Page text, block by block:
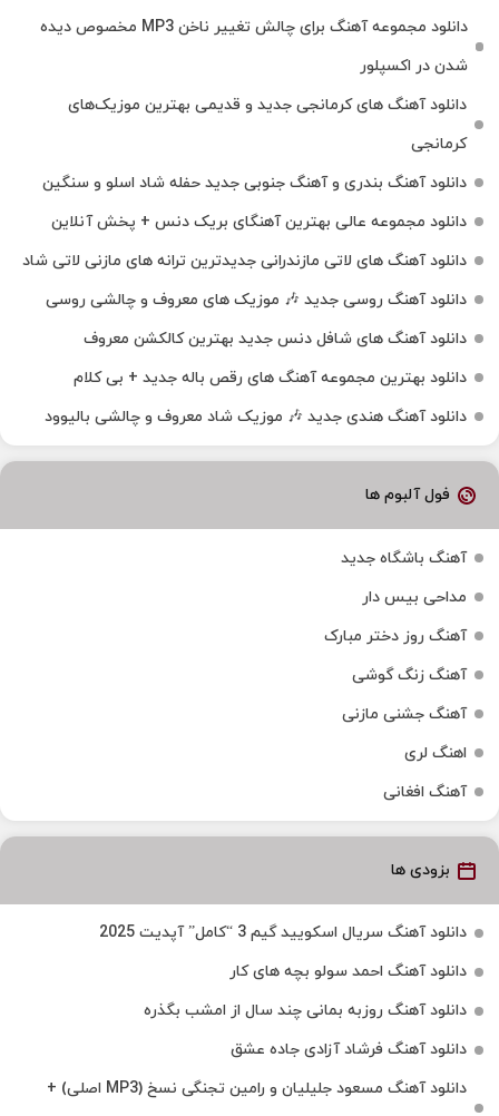
دانلود مجموعه آهنگ برای چالش تغییر ناخن MP3 مخصوص دیده
شدن در اکسپلور
دانلود آهنگ‌ های کرمانجی جدید و قدیمی بهترین موزیک‌های
کرمانجی
دانلود آهنگ بندری و آهنگ جنوبی جدید حفله شاد اسلو و سنگین
دانلود مجموعه عالی بهترین آهنگای بریک دنس + پخش آنلاین
دانلود آهنگ‌ های لاتی مازندرانی جدیدترین ترانه های مازنی لاتی شاد
دانلود آهنگ روسی جدید 🎶 موزیک‌ های معروف و چالشی روسی
دانلود آهنگ های شافل دنس جدید بهترین کالکشن معروف
دانلود بهترین مجموعه آهنگ های رقص باله جدید + بی کلام
دانلود آهنگ هندی جدید 🎶 موزیک شاد معروف و چالشی بالیوود
فول آلبوم ها
آهنگ باشگاه جدید
مداحی بیس دار
آهنگ روز دختر مبارک
آهنگ زنگ گوشی
آهنگ جشنی مازنی
اهنگ لری
آهنگ افغانی
بزودی ها
دانلود آهنگ سریال اسکویید گیم 3 “کامل” آپدیت 2025
دانلود آهنگ احمد سولو بچه های کار
دانلود آهنگ روزبه بمانی چند سال از امشب بگذره
دانلود آهنگ فرشاد آزادی جاده عشق
دانلود آهنگ مسعود جلیلیان و رامین تجنگی نسخ (MP3 اصلی) +